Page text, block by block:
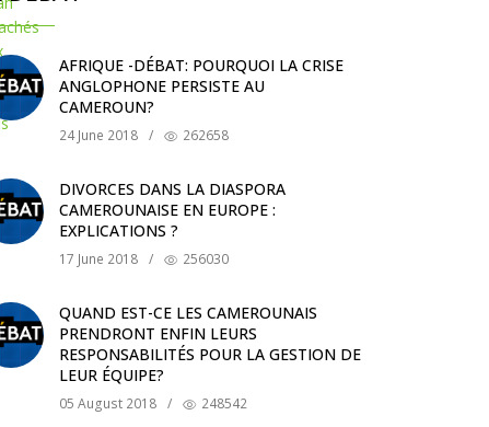
AFRIQUE -DÉBAT: POURQUOI LA CRISE
ANGLOPHONE PERSISTE AU
CAMEROUN?
24 June 2018 / 262658
DIVORCES DANS LA DIASPORA
CAMEROUNAISE EN EUROPE :
EXPLICATIONS ?
17 June 2018 / 256030
QUAND EST-CE LES CAMEROUNAIS
PRENDRONT ENFIN LEURS
RESPONSABILITÉS POUR LA GESTION DE
LEUR ÉQUIPE?
05 August 2018 / 248542